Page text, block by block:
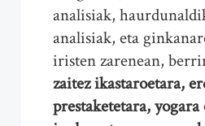
analisiak,
analisiak, eta
iristen zarenean,
zaitez ikastaroetara,
prestaketetara,